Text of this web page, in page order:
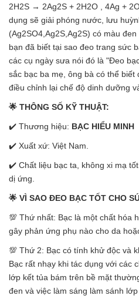
2H2S → 2Ag2S + 2H2O , 4Ag +
dụng sẽ giải phóng nước, lưu
(Ag2SO4,Ag2S,Ag2S) có màu
bạn đã biết tại sao đeo trang sức
các cụ ngày sưa nói đó là "Đeo
sắc bạc ba mẹ, ông bà có thể
điều chỉnh lại chế độ dinh dưỡng
🌟 THÔNG SỐ KỸ THUẬT:
✔️ Thương hiệu: BẠC HIỂU MINH
✔️ Xuất xứ: Việt Nam.
✔️ Chất liệu bạc ta, không xi mạ
dị ứng.
🌟 VÌ SAO ĐEO BẠC TỐT CHO
💯 Thứ nhất: Bạc là một chất hóa
gây phản ứng phụ nào cho da
💯 Thứ 2: Bạc có tính khử độc và
Bạc rất nhạy khi tác dụng với các
lớp kết tủa bám trên bề mặt
đen và việc làm sáng làm sánh